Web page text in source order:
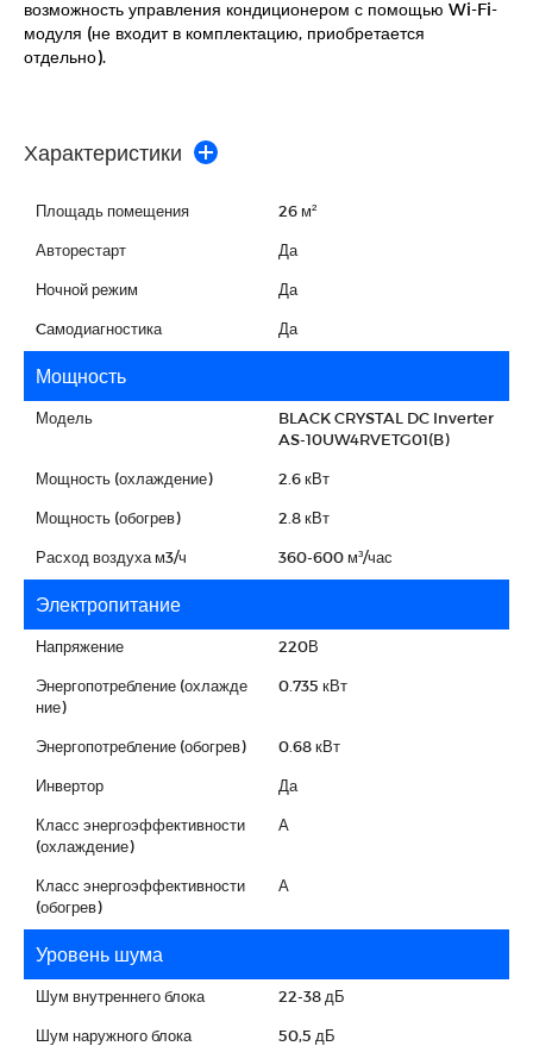
возможность управления кондиционером с помощью Wi-Fi-
модуля (не входит в комплектацию, приобретается
отдельно).
Характеристики
Площадь помещения 26 м²
Авторестарт Да
Ночной режим Да
Cамодиагностика Да
Мощность
Модель
BLACK CRYSTAL DC Inverter
AS-10UW4RVETG01(B)
Мощность (охлаждение) 2.6 кВт
Мощность (обогрев) 2.8 кВт
Расход воздуха м3/ч 360-600 м³/час
Электропитание
Напряжение 220В
Энергопотребление (охлажде
ние)
0.735 кВт
Энергопотребление (обогрев) 0.68 кВт
Инвертор Да
Класс энергоэффективности
(охлаждение)
А
Класс энергоэффективности
(обогрев)
А
Уровень шума
Шум внутреннего блока 22-38 дБ
Шум наружного блока 50,5 дБ